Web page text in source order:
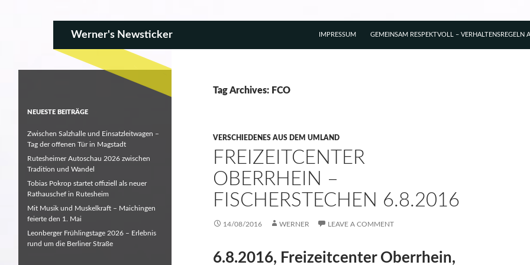
Werner's Newsticker
GEMEINSAM RESPEKTVOLL – VERHALTENSREGELN
IMPRESSUM
Tag Archives: FCO
VERSCHIEDENES AUS DEM UMLAND
FREIZEITCENTER
OBERRHEIN –
FISCHERSTECHEN 6.8.2016
14/08/2016 WERNER LEAVE A COMMENT
6.8.2016, Freizeitcenter Oberrhein,
NEUESTE BEITRÄGE
Zwischen Salzhalle und Einsatzleitwagen –
Tag der offenen Tür in Magstadt
Rutesheimer Autoschau 2026 zwischen
Tradition und Wandel
Tobias Pokrop startet offiziell als neuer
Rathauschef in Rutesheim
Mit Musik und Muskelkraft – Maichingen
feierte den 1. Mai
Leonberger Frühlingstage 2026 – Erlebnis
rund um die Berliner Straße